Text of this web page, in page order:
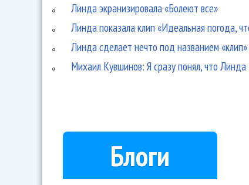
Линда экранизировала «Болеют все»
Линда показала клип «Идеальная погода,
Линда сделает нечто под названием «клип»
Михаил Кувшинов: Я сразу понял, что
Блоги